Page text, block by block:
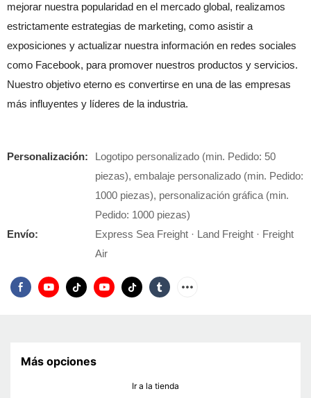
mejorar nuestra popularidad en el mercado global, realizamos
estrictamente estrategias de marketing, como asistir a
exposiciones y actualizar nuestra información en redes sociales
como Facebook, para promover nuestros productos y servicios.
Nuestro objetivo eterno es convertirse en una de las empresas
más influyentes y líderes de la industria.
Personalización:
Logotipo personalizado (min. Pedido: 50
piezas), embalaje personalizado (min. Pedido:
1000 piezas), personalización gráfica (min.
Pedido: 1000 piezas)
Envío:
Express Sea Freight · Land Freight · Freight
Air
Más opciones
Ir a la tienda